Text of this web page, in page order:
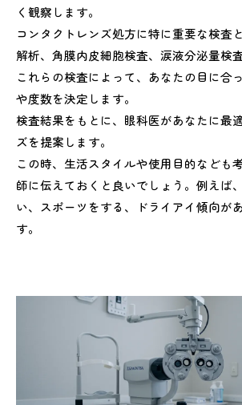
く観察します。
コンタクトレンズ処方に特に重要な検査
解析、角膜内皮細胞検査、涙液分泌量検
これらの検査によって、あなたの目に合
や度数を決定します。
検査結果をもとに、眼科医があなたに最
ズを提案します。
この時、生活スタイルや使用目的なども
師に伝えておくと良いでしょう。例えば
い、スポーツをする、ドライアイ傾向が
す。